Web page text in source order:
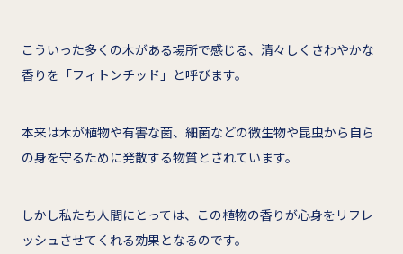
こういった多くの木がある場所で感じる、清々しくさわやかな
香りを「フィトンチッド」と呼びます。
本来は木が植物や有害な菌、細菌などの微生物や昆虫から自ら
の身を守るために発散する物質とされています。
しかし私たち人間にとっては、この植物の香りが心身をリフレ
ッシュさせてくれる効果となるのです。